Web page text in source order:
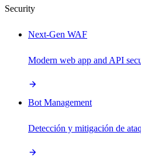
Security
Next-Gen WAF
Modern web app and API
Bot Management
Detección y mitigación de